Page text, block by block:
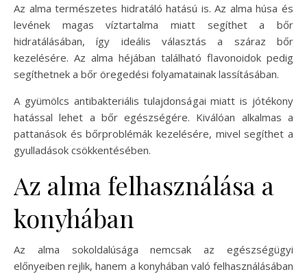
Az alma természetes hidratáló hatású is. Az alma húsa és
levének magas víztartalma miatt segíthet a bőr
hidratálásában, így ideális választás a száraz bőr
kezelésére. Az alma héjában található flavonoidok pedig
segíthetnek a bőr öregedési folyamatainak lassításában.
A gyümölcs antibakteriális tulajdonságai miatt is jótékony
hatással lehet a bőr egészségére. Kiválóan alkalmas a
pattanások és bőrproblémák kezelésére, mivel segíthet a
gyulladások csökkentésében.
Az alma felhasználása a
konyhában
Az alma sokoldalúsága nemcsak az egészségügyi
előnyeiben rejlik, hanem a konyhában való felhasználásában